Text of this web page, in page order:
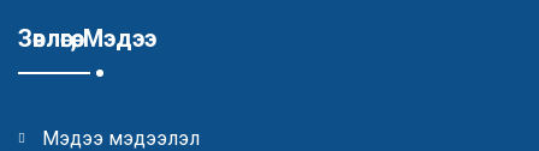
Зөвлөгөө, Мэдээ
Мэдээ мэдээлэл